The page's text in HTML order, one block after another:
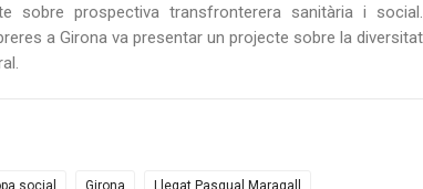
sobre prospectiva transfronterera sanitària i
a Girona va presentar un projecte sobre la
social Girona Llegat Pasqual Maragall